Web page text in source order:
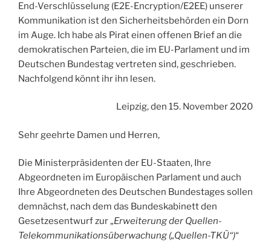
End-Verschlüsselung (E2E-Encryption/E2EE) unserer
Kommunikation ist den Sicherheitsbehörden ein Dorn
im Auge. Ich habe als Pirat einen offenen Brief an die
demokratischen Parteien, die im EU-Parlament und im
Deutschen Bundestag vertreten sind, geschrieben.
Nachfolgend könnt ihr ihn lesen.
Leipzig, den 15. November 2020
Sehr geehrte Damen und Herren,
Die Ministerpräsidenten der EU-Staaten, Ihre
Abgeordneten im Europäischen Parlament und auch
Ihre Abgeordneten des Deutschen Bundestages sollen
demnächst, nach dem das Bundeskabinett den
Gesetzesentwurf zur „Erweiterung der Quellen-
Telekommunikationsüberwachung („Quellen-TKÜ“)“